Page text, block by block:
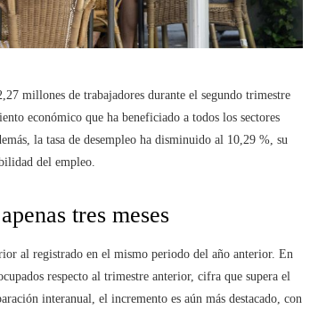
millones de trabajadores durante el segundo trimestre
económico que ha beneficiado a todos los sectores
la tasa de desempleo ha disminuido al 10,29 %, su
del empleo.
tres meses
al registrado en el mismo periodo del año anterior. En
respecto al trimestre anterior, cifra que supera el
interanual, el incremento es aún más destacado, con